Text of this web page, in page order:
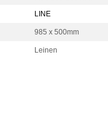
LINE
985 x 500mm
Leinen